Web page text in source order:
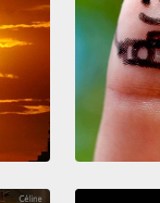
My name is